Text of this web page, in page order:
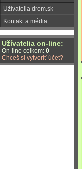
Užívatelia drom.sk
Kontakt a média
Užívatelia on-line:
On-line celkom: 0
Chceš si vytvoriť účet?